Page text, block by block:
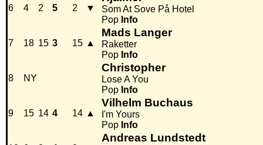
6 4 2 5 2 ▼
Som At Sove På Hotel
Pop Info
7 18 15 3 15 ▲
Mads Langer
Raketter
Pop Info
8 NY
Christopher
Lose A You
Pop Info
9 15 14 4 14 ▲
Vilhelm Buchaus
I'm Yours
Pop Info
Andreas Lundstedt